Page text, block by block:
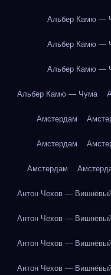
Альбер Камю —
Альбер Камю —
Альбер Камю —
Альбер Камю — Чума
Амстердам
Амстердам
Амстердам
Антон Чехов —
Антон Чехов —
Антон Чехов —
Антон Чехов —